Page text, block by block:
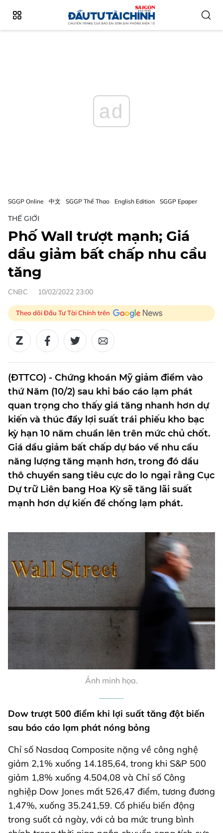
ad
SGGP Online 中文 SGGP Thể Thao English Edition SGGP Epaper
THẾ GIỚI
Phố Wall trượt mạnh; Giá
dầu giảm bất chấp nhu cầu
tăng
CNBC 10/02/2022 23:00
Theo dõi Đầu Tư Tài Chính trên
(ĐTTCO) - Chứng khoán Mỹ giảm điểm vào
thứ Năm (10/2) sau khi báo cáo lạm phát
quan trọng cho thấy giá tăng nhanh hơn dự
kiến và thúc đẩy lợi suất trái phiếu kho bạc
kỳ hạn 10 năm chuẩn lên trên mức chủ chốt.
Giá dầu giảm bất chấp dự báo về nhu cầu
năng lượng tăng mạnh hơn, trong đó dầu
thô chuyển sang tiêu cực do lo ngại rằng Cục
Dự trữ Liên bang Hoa Kỳ sẽ tăng lãi suất
mạnh hơn dự kiến để chống lạm phát.
Ảnh minh họa.
Dow trượt 500 điểm khi lợi suất tăng đột biến
sau báo cáo lạm phát nóng bỏng
Chỉ số Nasdaq Composite nặng về công nghệ
giảm 2,1% xuống 14.185,64, trong khi S&P 500
giảm 1,8% xuống 4.504,08 và Chỉ số Công
nghiệp Dow Jones mất 526,47 điểm, tương đương
1,47%, xuống 35.241,59. Cổ phiếu biến động
trong suốt cả ngày, với cả ba mức trung bình